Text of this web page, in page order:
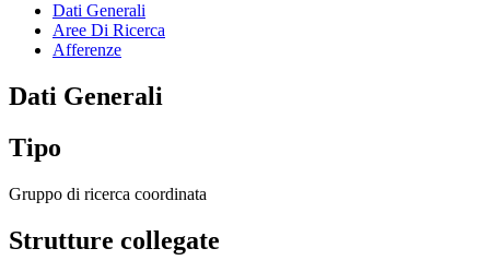
Dati Generali
Aree Di Ricerca
Afferenze
Dati Generali
Tipo
Gruppo di ricerca coordinata
Strutture collegate